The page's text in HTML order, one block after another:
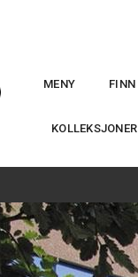
MENY
KOLLEKSJONER